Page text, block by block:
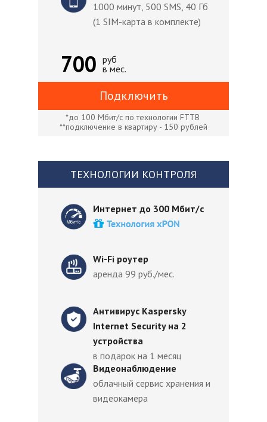
руб
в мес.
1000 минут, 500 SMS, 40 Гб
(1 SIM-карта в комплекте)
700
Подключить
Видеонаблюдение
облачный сервис хранения и
видеокамера
Wi-Fi роутер
аренда 99 руб./мес.
Интернет до 300 Мбит/с
ТЕХНОЛОГИИ КОНТРОЛЯ
Антивирус Kaspersky
Internet Security на 2
устройства
в подарок на 1 месяц
*до 100 Мбит/с по технологии FTTB
**подключение в квартиру - 150 рублей